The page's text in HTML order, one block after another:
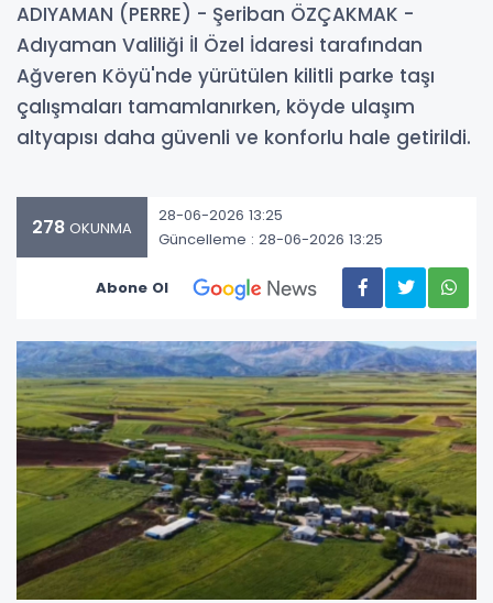
ADIYAMAN (PERRE) - Şeriban ÖZÇAKMAK -
Adıyaman Valiliği İl Özel İdaresi tarafından
Ağveren Köyü'nde yürütülen kilitli parke taşı
çalışmaları tamamlanırken, köyde ulaşım
altyapısı daha güvenli ve konforlu hale getirildi.
278 OKUNMA
28-06-2026 13:25
Güncelleme : 28-06-2026 13:25
Abone Ol